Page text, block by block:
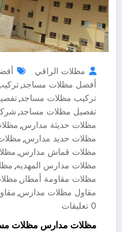
مظلات الراقي
أفضل مظلات مساجد,
تركيب مظلات مساجد,
تفصيل مظلات مساجد,
مظلات حديثة مدارس,
مظلات حديد مدارس,
مظلات قماش مدارس,
مظلات مدارس المهديه,
مظلات مقاومة أمطار ,
مقاول مظلات مدارس,
0 تعليقات
مظلات مدارس مظلات